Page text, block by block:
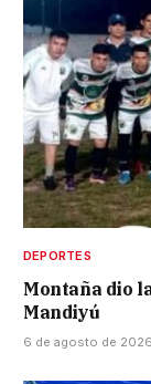
DEPORTES
Montaña dio
Mandiyú
6 de agosto de 2026